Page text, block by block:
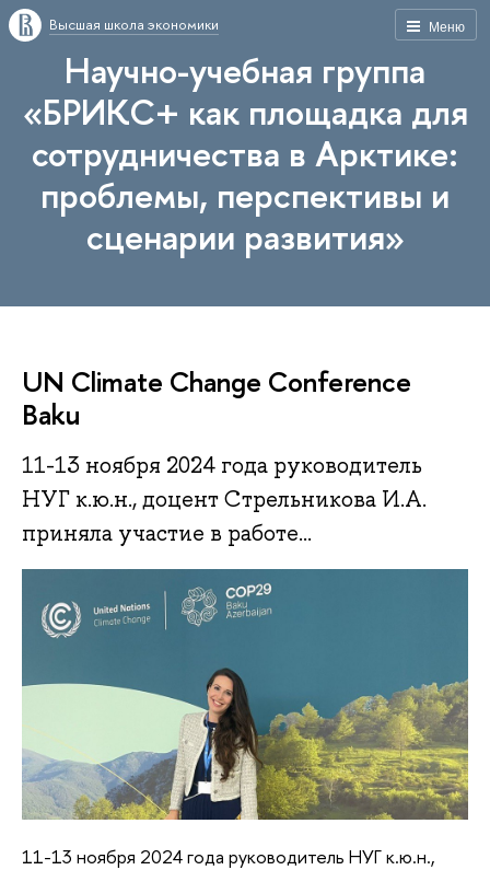
Меню
Высшая школа экономики
Научно-учебная группа
«БРИКС+ как площадка для
сотрудничества в Арктике:
проблемы, перспективы и
сценарии развития»
UN Climate Change Conference
Baku
11-13 ноября 2024 года руководитель
НУГ к.ю.н., доцент Стрельникова И.А.
приняла участие в работе...
11-13 ноября 2024 года руководитель НУГ к.ю.н.,